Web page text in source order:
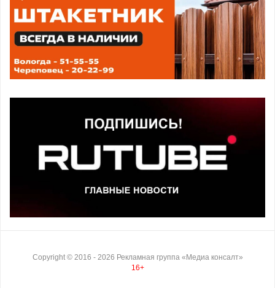
Copyright © 2016 - 2026 Рекламная группа «Медиа консалт»
16+